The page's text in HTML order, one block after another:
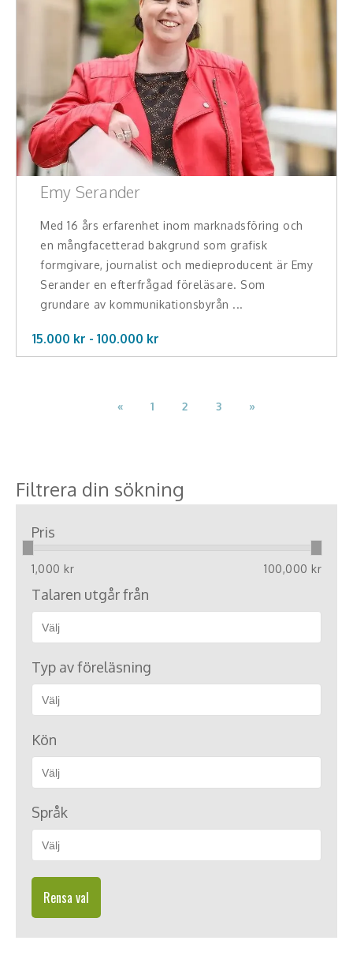
Emy Serander
Med 16 års erfarenhet inom marknadsföring och
en mångfacetterad bakgrund som grafisk
formgivare, journalist och medieproducent är Emy
Serander en efterfrågad föreläsare. Som
grundare av kommunikationsbyrån ...
15.000 kr - 100.000 kr
« 1 2 3 »
Filtrera din sökning
Pris
1,000 kr 100,000 kr
Talaren utgår från
Typ av föreläsning
Kön
Språk
Rensa val